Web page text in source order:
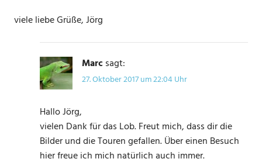
viele liebe Grüße, Jörg
Marc sagt:
27. Oktober 2017 um 22:04 Uhr
Hallo Jörg,
vielen Dank für das Lob. Freut mich, dass dir die
Bilder und die Touren gefallen. Über einen Besuch
hier freue ich mich natürlich auch immer.